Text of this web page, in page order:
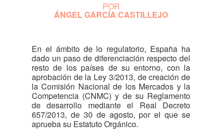
POR
ÁNGEL GARCÍA CASTILLEJO
En el ámbito de lo regulatorio, España ha
dado un paso de diferenciación respecto del
resto de los países de su entorno, con la
aprobación de la Ley 3/2013, de creación de
la Comisión Nacional de los Mercados y la
Competencia (CNMC) y de su Reglamento
de desarrollo mediante el Real Decreto
657/2013, de 30 de agosto, por el que se
aprueba su Estatuto Orgánico.